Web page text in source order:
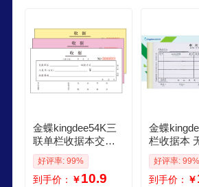
金蝶kingdee54K三
联单栏收据本交款
单位款式 无碳复写
收款收据打印手写
收据单样本20组本
好评率: 99%
到手价： ￥10.9
金蝶
栏收据本
收款收据
收据单样本
组本 10本
好评率: 99%
到手价： ￥